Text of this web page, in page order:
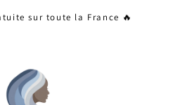
sur toute la France 🔥